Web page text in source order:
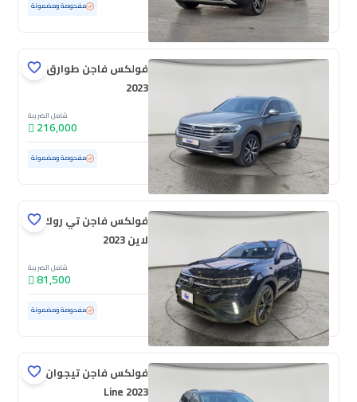
مستعملة 79,910 كم مفحوصة ومضمونة
فولكس فاجن طوارق
2023
شامل الضريبة
216,000
مستعملة 49,523 كم ممشى قليل مفحوصة ومضمونة
فولكس فاجن تي روك ار
لاين 2023
شامل الضريبة
81,500
مستعملة 40,917 كم ممشى قليل مفحوصة ومضمونة
فولكس فاجن تيجوان R
Line 2023